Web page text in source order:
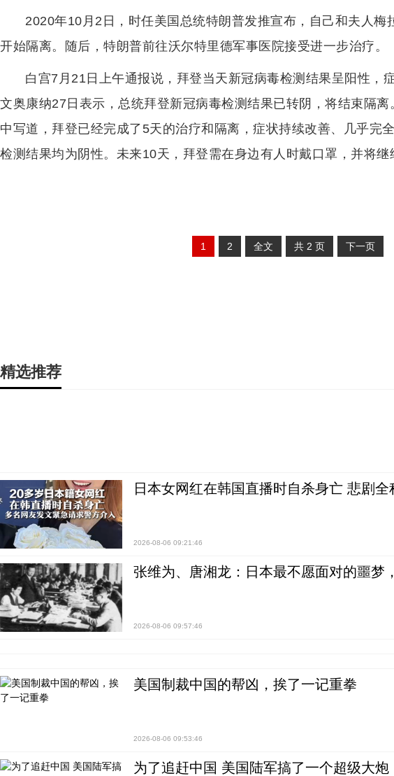
2020年10月2日，时任美国总统特朗普发推宣布，自己和夫人梅
开始隔离。随后，特朗普前往沃尔特里德军事医院接受进一步治疗。
白宫7月21日上午通报说，拜登当天新冠病毒检测结果呈阳性，
文奥康纳27日表示，总统拜登新冠病毒检测结果已转阴，将结束隔
中写道，拜登已经完成了5天的治疗和隔离，症状持续改善、几乎完
检测结果均为阴性。未来10天，拜登需在身边有人时戴口罩，并将继
1 2 全文 共 2 页 下一页
精选推荐
日本女网红在韩国直播时自杀身亡 悲剧全
2026-08-06 09:21:46
张维为、唐湘龙：日本最不愿面对的噩梦
2026-08-06 09:57:46
美国制裁中国的帮凶，挨了一记重拳
2026-08-06 09:53:46
为了追赶中国 美国陆军搞了一个超级大炮